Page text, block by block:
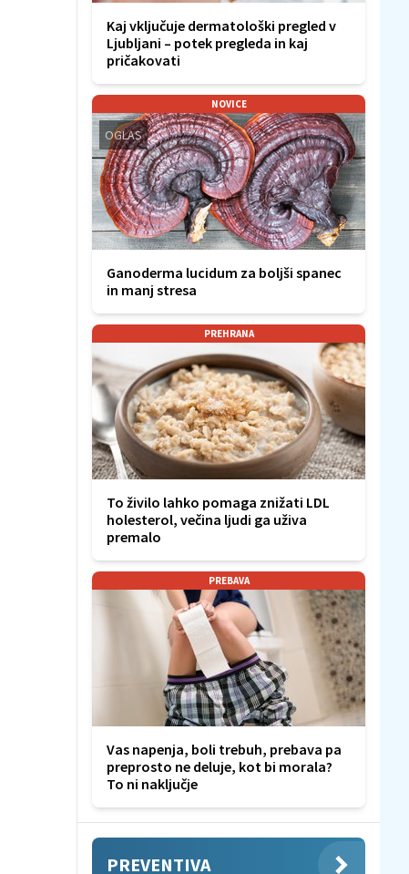
Kaj vključuje dermatološki pregled v
Ljubljani – potek pregleda in kaj
pričakovati
NOVICE
OGLAS
Ganoderma lucidum za boljši spanec
in manj stresa
PREHRANA
To živilo lahko pomaga znižati LDL
holesterol, večina ljudi ga uživa
premalo
PREBAVA
Vas napenja, boli trebuh, prebava pa
preprosto ne deluje, kot bi morala?
To ni naključje
PREVENTIVA